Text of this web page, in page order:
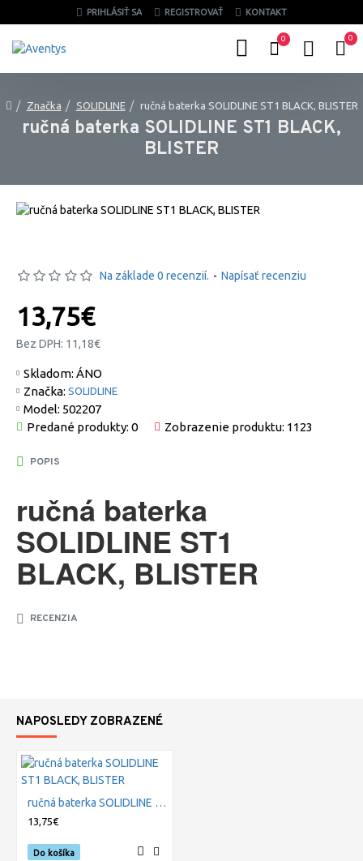
PRIHLÁSIŤ SA REGISTROVAŤ KONTAKT
0 0
Značka SOLIDLINE ručná baterka SOLIDLINE ST1 BLACK, BLISTER
ručná baterka SOLIDLINE ST1 BLACK,
BLISTER
Skladom: ÁNO
Značka: SOLIDLINE
Model: 502207
Predané produkty: 0
Zobrazenie produktu: 1123
Na základe 0 recenzií. - Napísať recenziu
13,75€
Bez DPH: 11,18€
POPIS
ručná baterka
SOLIDLINE ST1
BLACK, BLISTER
RECENZIA
NAPOSLEDY ZOBRAZENÉ
ručná baterka SOLIDLINE ST1 BLACK, BLISTER
13,75€
Do košíka